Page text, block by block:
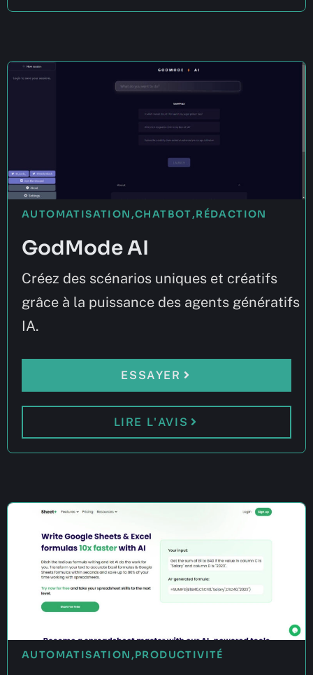
AUTOMATISATION ,CHATBOT,RÉDACTION
GodMode AI
Créez des scénarios uniques et créatifs
grâce à la puissance des agents génératifs
IA.
ESSAYER
LIRE L'AVIS
AUTOMATISATION ,PRODUCTIVITÉ